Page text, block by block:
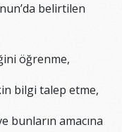
belirtilen
öğrenme,
bilgi talep etme,
bunların amacına